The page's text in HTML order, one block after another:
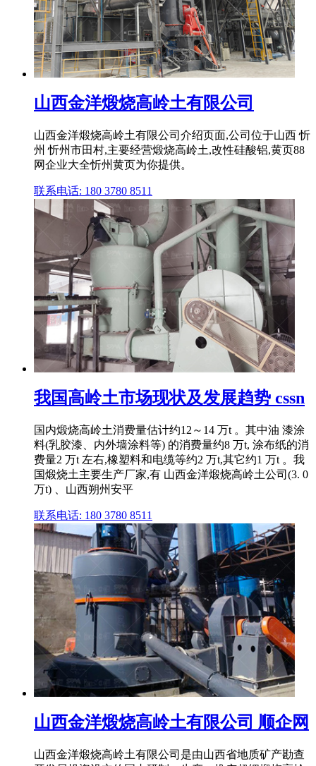
山西金洋煅烧高岭土有限公司
山西金洋煅烧高岭土有限公司介绍页面,公司位于山西 忻
州 忻州市田村,主要经营煅烧高岭土,改性硅酸铝,黄页88
网企业大全忻州黄页为你提供。
联系电话: 180 3780 8511
我国高岭土市场现状及发展趋势 cssn
国内煅烧高岭土消费量估计约12～14 万t 。其中油 漆涂
料(乳胶漆、内外墙涂料等) 的消费量约8 万t, 涂布纸的消
费量2 万t 左右,橡塑料和电缆等约2 万t,其它约1 万t 。我
国煅烧土主要生产厂家,有 山西金洋煅烧高岭土公司(3. 0
万t) 、山西朔州安平
联系电话: 180 3780 8511
山西金洋煅烧高岭土有限公司 顺企网
山西金洋煅烧高岭土有限公司是由山西省地质矿产勘查